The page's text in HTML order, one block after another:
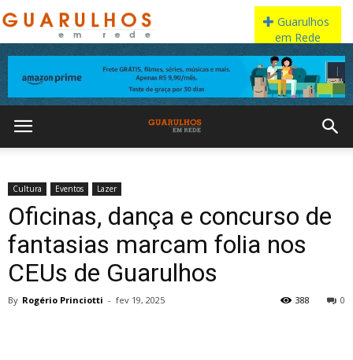
Cultura Eventos Lazer
Oficinas, dança e concurso de
fantasias marcam folia nos
CEUs de Guarulhos
By Rogério Princiotti - fev 19, 2025 0
388